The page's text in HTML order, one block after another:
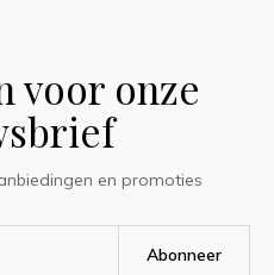
voor onze
en promoties
Abonneer